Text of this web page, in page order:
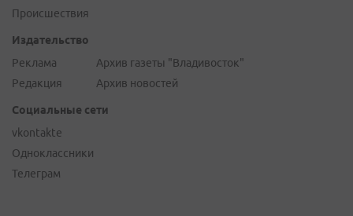
Происшествия
Издательство
Реклама
Редакция
Архив газеты "Владивосток"
Архив новостей
Социальные сети
vkontakte
Одноклассники
Телеграм